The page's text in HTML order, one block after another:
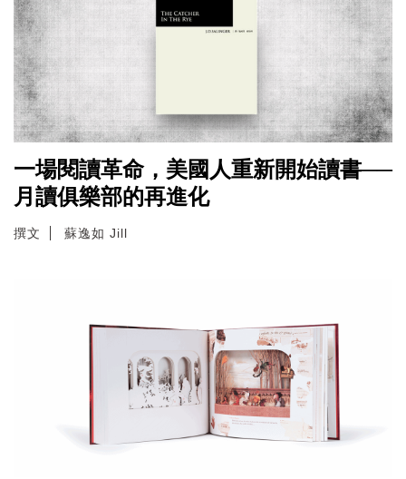
一場閱讀革命，美國人重新開始讀書──
月讀俱樂部的再進化
撰文 蘇逸如 Jill